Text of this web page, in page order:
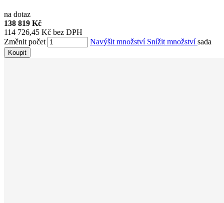
na dotaz
138 819 Kč
114 726,45 Kč bez DPH
Změnit počet
Navýšit množství Snížit množstvísada
Koupit